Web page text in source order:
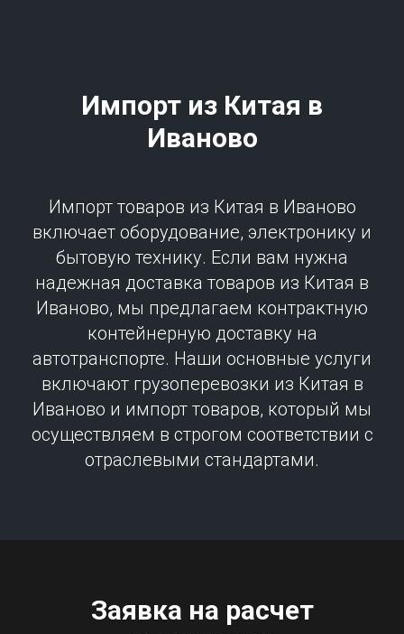
Импорт из Китая в
Иваново
Импорт товаров из Китая в Иваново
включает оборудование, электронику и
бытовую технику. Если вам нужна
надежная доставка товаров из Китая в
Иваново, мы предлагаем контрактную
контейнерную доставку на
автотранспорте. Наши основные услуги
включают грузоперевозки из Китая в
Иваново и импорт товаров, который мы
осуществляем в строгом соответствии с
отраслевыми стандартами.
Заявка на расчет